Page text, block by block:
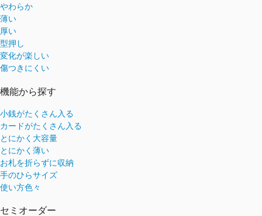
やわらか
薄い
厚い
型押し
変化が楽しい
傷つきにくい
機能から探す
小銭がたくさん入る
カードがたくさん入る
とにかく大容量
とにかく薄い
お札を折らずに収納
手のひらサイズ
使い方色々
セミオーダー